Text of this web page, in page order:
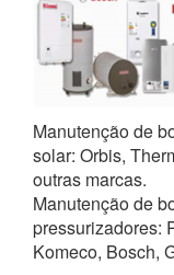
Manutenção de
solar: Orbis,
outras marcas.
Manutenção de
pressurizadores:
Komeco, Bosch,